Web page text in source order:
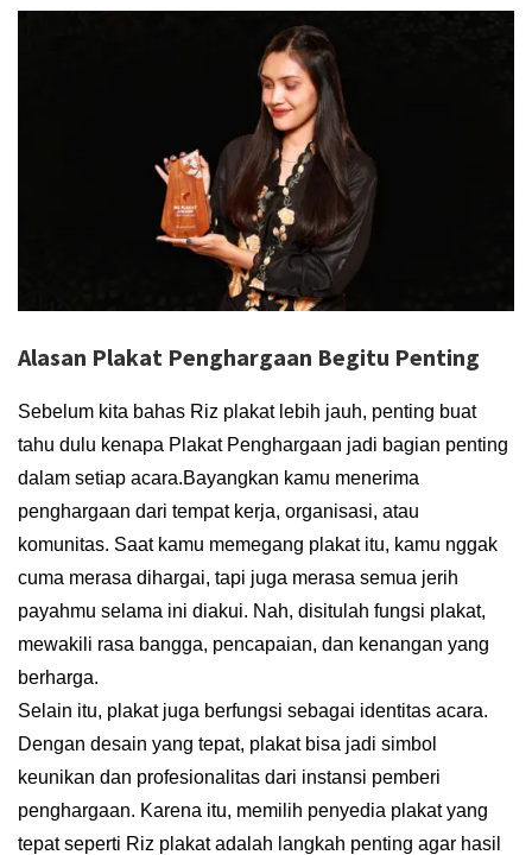
Alasan Plakat Penghargaan Begitu Penting
Sebelum kita bahas Riz plakat lebih jauh, penting buat
tahu dulu kenapa Plakat Penghargaan jadi bagian penting
dalam setiap acara.Bayangkan kamu menerima
penghargaan dari tempat kerja, organisasi, atau
komunitas. Saat kamu memegang plakat itu, kamu nggak
cuma merasa dihargai, tapi juga merasa semua jerih
payahmu selama ini diakui. Nah, disitulah fungsi plakat,
mewakili rasa bangga, pencapaian, dan kenangan yang
berharga.
Selain itu, plakat juga berfungsi sebagai identitas acara.
Dengan desain yang tepat, plakat bisa jadi simbol
keunikan dan profesionalitas dari instansi pemberi
penghargaan. Karena itu, memilih penyedia plakat yang
tepat seperti Riz plakat adalah langkah penting agar hasil